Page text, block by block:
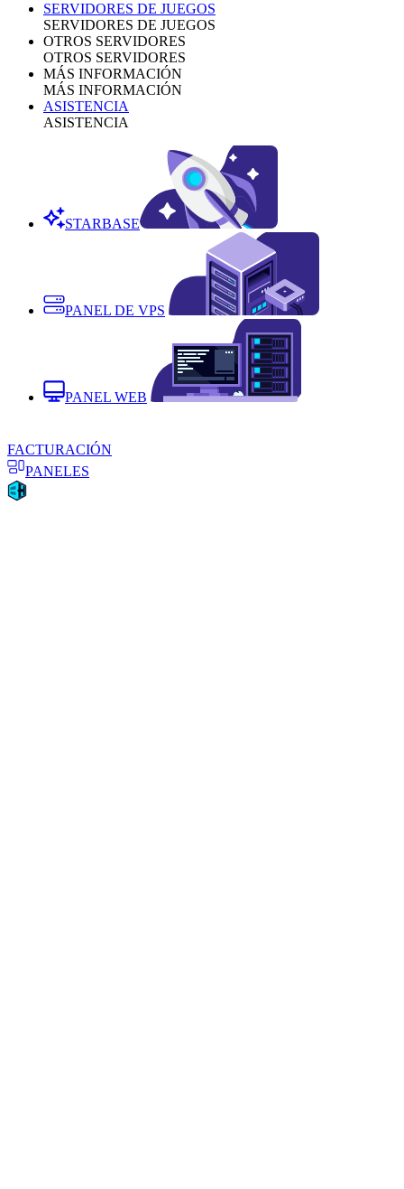
SERVIDORES DE JUEGOS
SERVIDORES DE JUEGOS
OTROS SERVIDORES
OTROS SERVIDORES
MÁS INFORMACIÓN
MÁS INFORMACIÓN
ASISTENCIA
ASISTENCIA
STARBASE
PANEL DE VPS
PANEL WEB
FACTURACIÓN
PANELES